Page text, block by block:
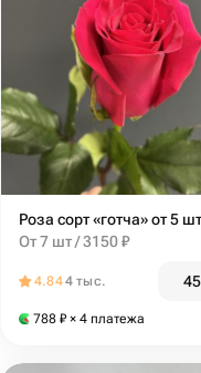
Роза сорт «готча» от 5 шт
От 7 шт / 3150 ₽
4.844 тыс.
788 ₽ × 4 платежа